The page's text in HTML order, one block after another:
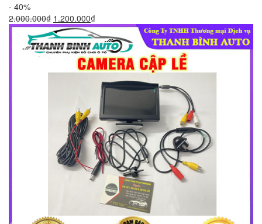
- 40%
2.000.000₫ Giá
gốc
là:
2.000.000₫.
1.200.000₫Giá
hiện
tại
là:
1.200.000₫.